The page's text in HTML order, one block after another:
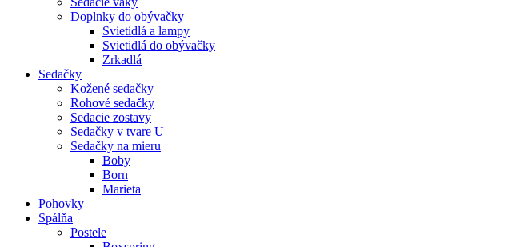
Doplnky do obývačky
Svietidlá a lampy
Svietidlá do obývačky
Zrkadlá
Sedačky
Kožené sedačky
Rohové sedačky
Sedacie zostavy
Sedačky v tvare U
Sedačky na mieru
Boby
Born
Marieta
Pohovky
Spálňa
Postele